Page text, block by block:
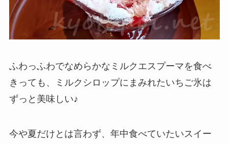
ふわっふわでなめらかなミルクエスプーマを食べ
きっても、ミルクシロップにまみれたいちご氷は
ずっと美味しい♪
今や夏だけとは言わず、年中食べていたいスイー